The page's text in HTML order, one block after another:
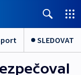
SLEDOVAT